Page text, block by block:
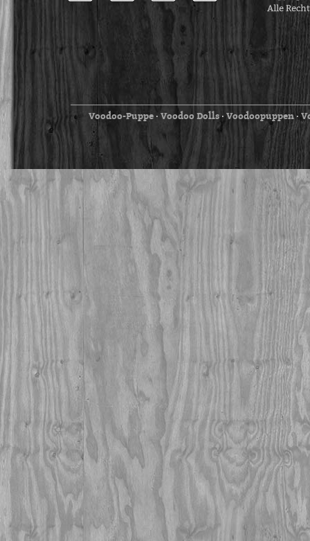
Voodoo-Puppe⋅ Voodoo Dolls⋅ Voodoopuppen⋅